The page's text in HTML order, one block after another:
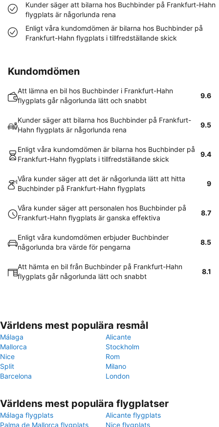
Kunder säger att bilarna hos Buchbinder på Frankfurt-Hahn
flygplats är någorlunda rena
Enligt våra kundomdömen är bilarna hos Buchbinder på
Frankfurt-Hahn flygplats i tillfredställande skick
Kundomdömen
Att lämna en bil hos Buchbinder i Frankfurt-Hahn
flygplats går någorlunda lätt och snabbt
9.6
Kunder säger att bilarna hos Buchbinder på Frankfurt-
Hahn flygplats är någorlunda rena
9.5
Enligt våra kundomdömen är bilarna hos Buchbinder på
Frankfurt-Hahn flygplats i tillfredställande skick
9.4
Våra kunder säger att det är någorlunda lätt att hitta
Buchbinder på Frankfurt-Hahn flygplats
9
Våra kunder säger att personalen hos Buchbinder på
Frankfurt-Hahn flygplats är ganska effektiva
8.7
Enligt våra kundomdömen erbjuder Buchbinder
någorlunda bra värde för pengarna
8.5
Att hämta en bil från Buchbinder på Frankfurt-Hahn
flygplats går någorlunda lätt och snabbt
8.1
Världens mest populära resmål
Málaga
Alicante
Mallorca
Stockholm
Nice
Rom
Split
Milano
Barcelona
London
Världens mest populära flygplatser
Málaga flygplats
Alicante flygplats
Palma de Mallorca flygplats
Nice flygplats